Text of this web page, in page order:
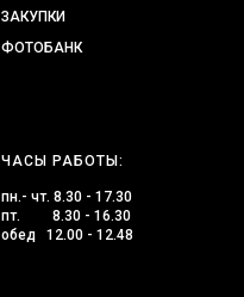
ЗАКУПКИ
ФОТОБАНК
ЧАСЫ РАБОТЫ:
пн.- чт. 8.30 - 17.30
пт. 8.30 - 16.30
обед 12.00 - 12.48